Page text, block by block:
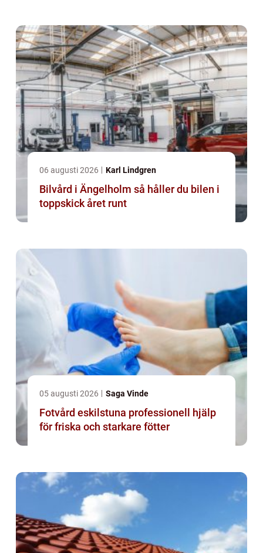
06 augusti 2026 Karl Lindgren
Bilvård i Ängelholm så håller du bilen i
toppskick året runt
05 augusti 2026 Saga Vinde
Fotvård eskilstuna professionell hjälp
för friska och starkare fötter